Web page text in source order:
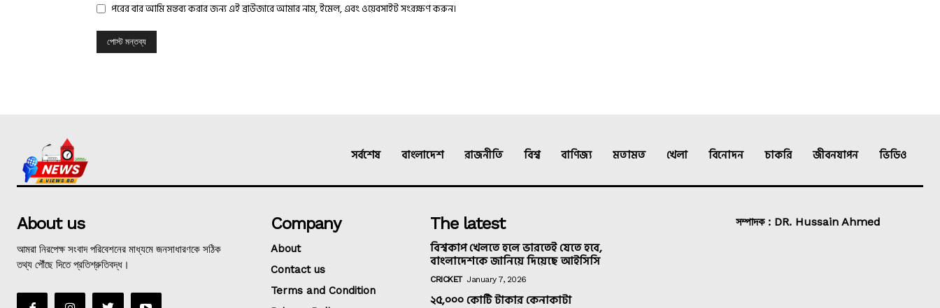
পরের বার আমি মন্তব্য করার জন্য এই ব্রাউজারে আমার নাম, ইমেল, এবং ওয়েবসাইট সংরক্ষণ করুন।
সর্বশেষ বাংলাদেশ রাজনীতি বিশ্ব বাণিজ্য মতামত খেলা বিনোদন চাকরি জীবনযাপন ভিডিও
About us
আমরা নিরপেক্ষ সংবাদ পরিবেশনের মাধ্যমে জনসাধারণকে সঠিক
তথ্য পৌঁছে দিতে প্রতিশ্রুতিবদ্ধ।
Company
About
Contact us
Terms and Condition
The latest
বিশ্বকাপ খেলতে হলে ভারতেই যেতে হবে,
বাংলাদেশকে জানিয়ে দিয়েছে আইসিসি
CRICKET January 7, 2026
২৫,০০০ কোটি টাকার কেনাকাটা
সম্পাদক : DR. Hussain Ahmed